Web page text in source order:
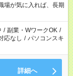
ん ※法令に基づき、
となります ※労働者
短時間・短期間の就
が気に入れば、長期
/ 副業・WワークOK /
応なし / パソコンスキ
詳細へ